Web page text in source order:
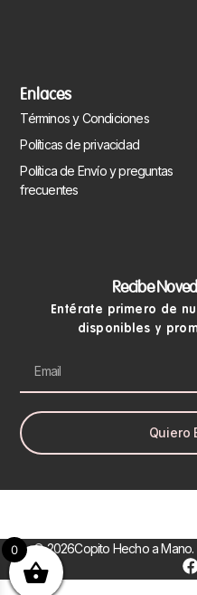
Enlaces
Términos y Condiciones
Políticas de privacidad
Política de Envío y preguntas
frecuentes
Recibe
Entérate primero de
disponibles y
Quiero
© 2026Copito Hecho a
0